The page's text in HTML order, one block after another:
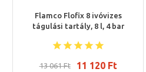
Flamco Flofix 8 ivóvizes
tágulási tartály, 8 l, 4 bar
13 061 Ft 11 120 Ft